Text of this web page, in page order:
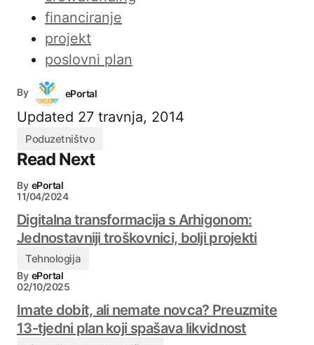
financiranje
projekt
poslovni plan
By ePortal
Updated 27 travnja, 2014
Poduzetništvo
Read Next
By ePortal
11/04/2024
Digitalna transformacija s Arhigonom:
Jednostavniji troškovnici, bolji projekti
Tehnologija
By ePortal
02/10/2025
Imate dobit, ali nemate novca? Preuzmite
13-tjedni plan koji spašava likvidnost